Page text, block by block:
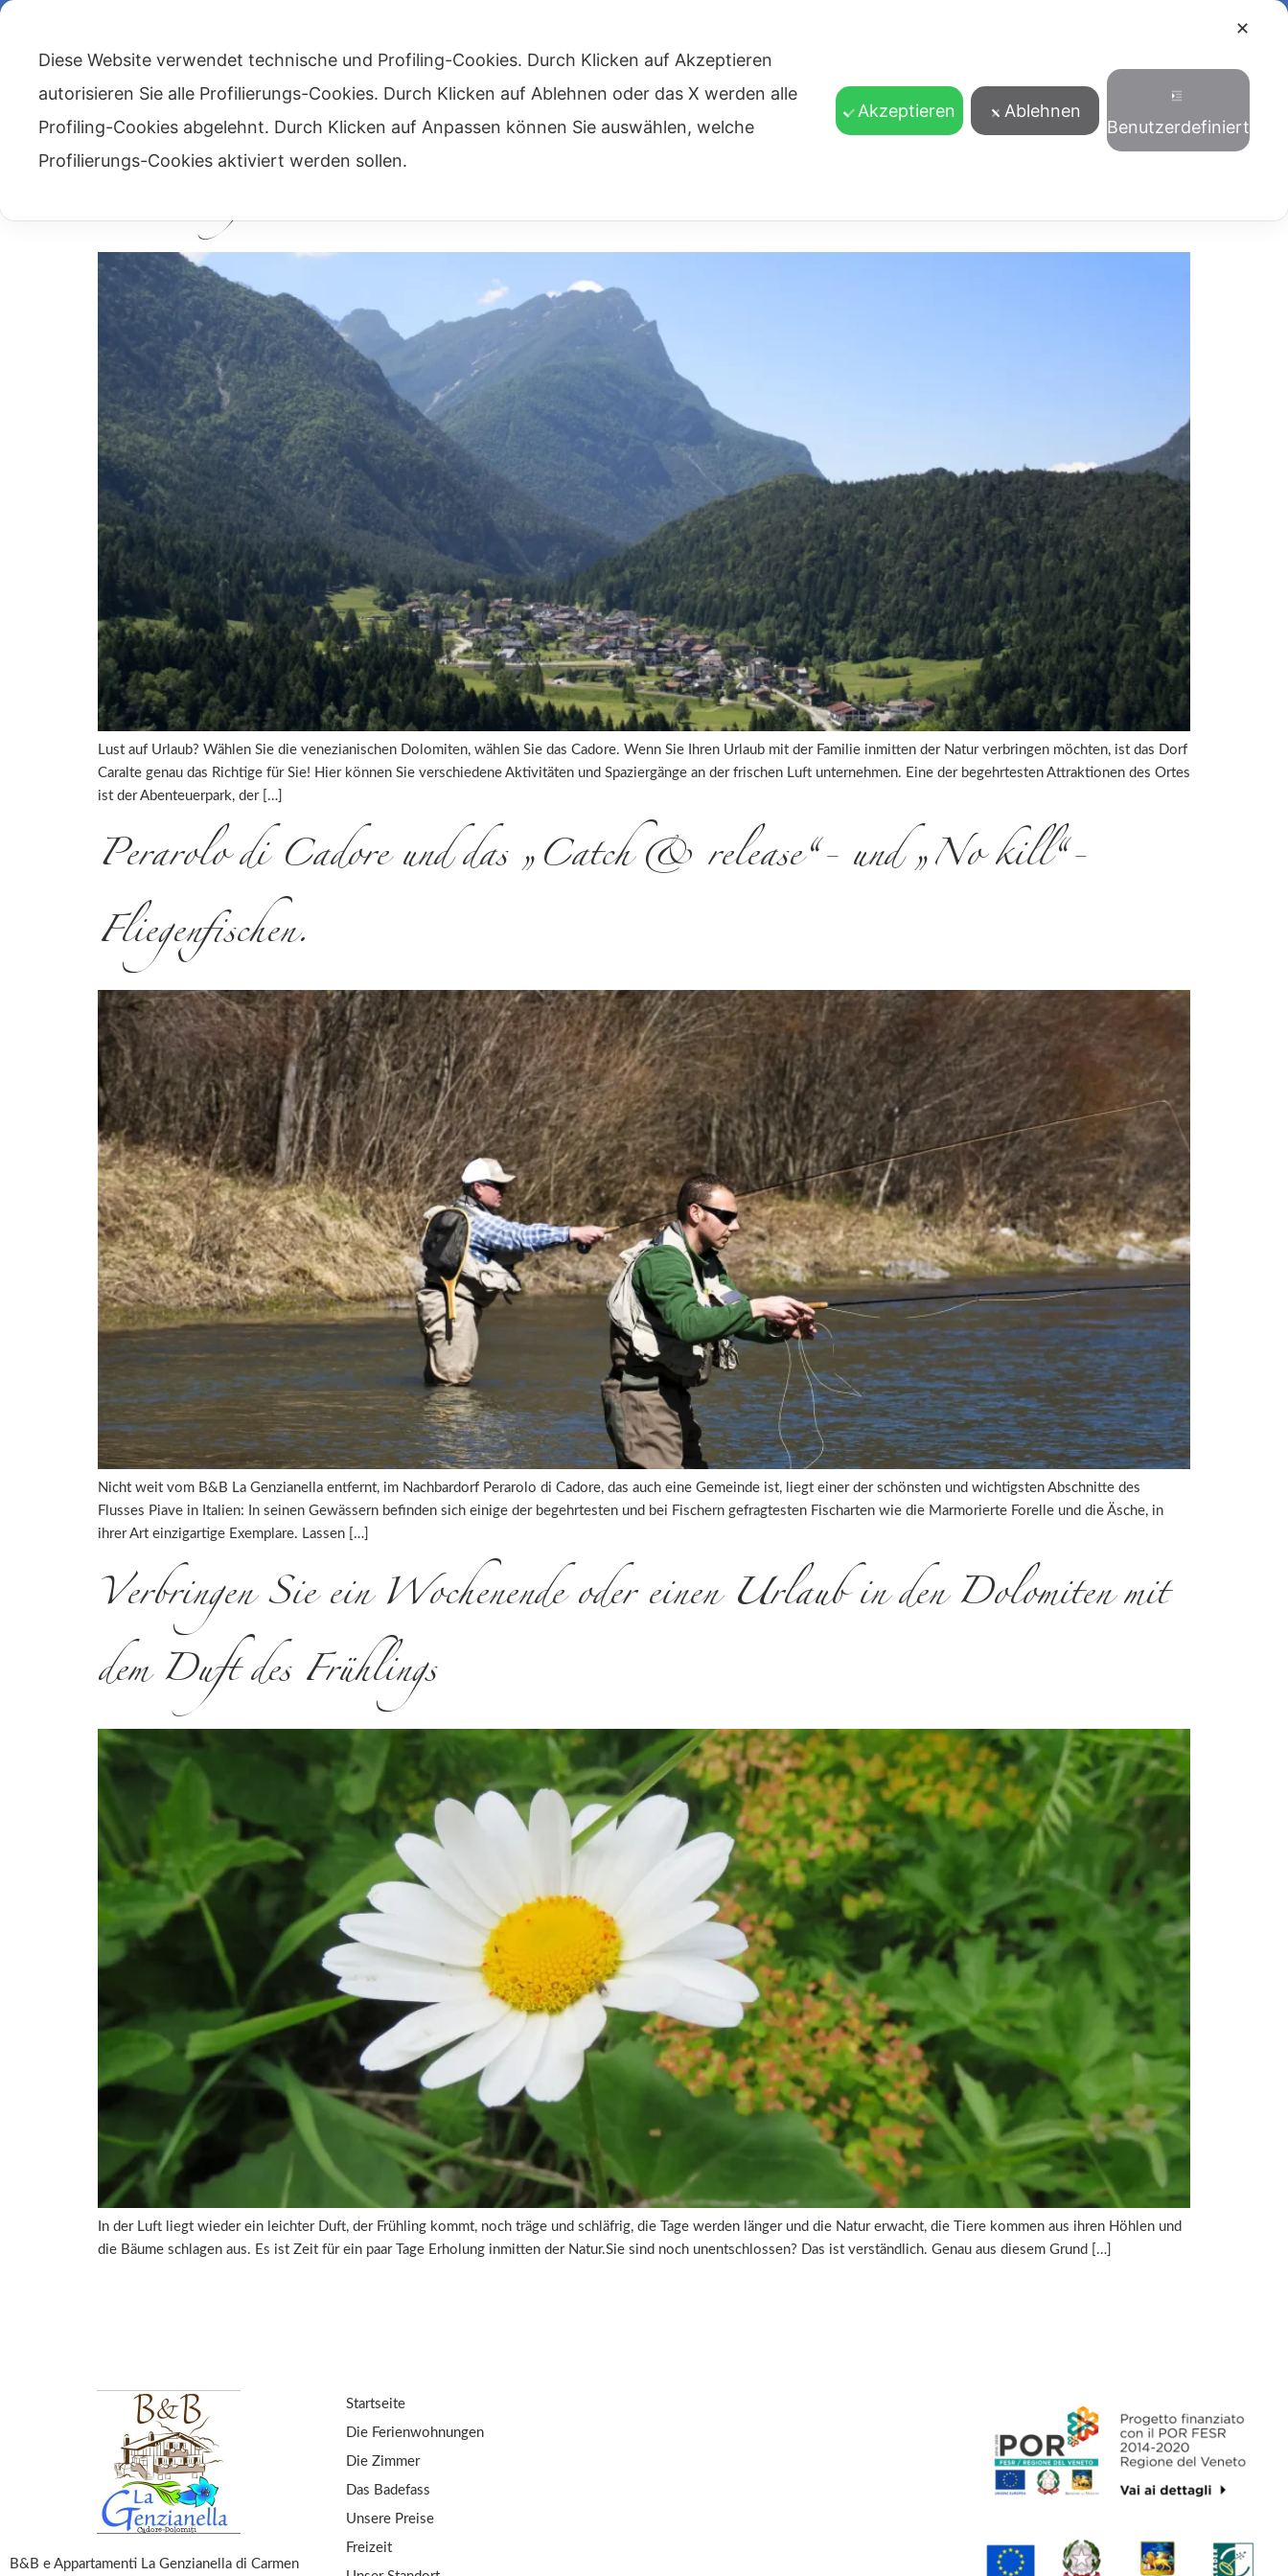
DAS FRÜHSTÜCK UNSER STANDORT PRENOTA DEUTSCH
Lust auf Urlaub? Wählen Sie die venezianischen Dolomiten, wählen Sie das Cadore. Wenn Sie Ihren Urlaub mit der Familie inmitten der Natur verbringen möchten, ist das Dorf
Caralte genau das Richtige für Sie! Hier können Sie verschiedene Aktivitäten und Spaziergänge an der frischen Luft unternehmen. Eine der begehrtesten Attraktionen des Ortes
ist der Abenteuerpark, der […]
Perarolo di Cadore und das „Catch & release“- und „No kill“-
Fliegenfischen.
Nicht weit vom B&B La Genzianella entfernt, im Nachbardorf Perarolo di Cadore, das auch eine Gemeinde ist, liegt einer der schönsten und wichtigsten Abschnitte des
Flusses Piave in Italien: In seinen Gewässern befinden sich einige der begehrtesten und bei Fischern gefragtesten Fischarten wie die Marmorierte Forelle und die Äsche, in
ihrer Art einzigartige Exemplare. Lassen […]
Verbringen Sie ein Wochenende oder einen Urlaub in den Dolomiten mit
dem Duft des Frühlings
In der Luft liegt wieder ein leichter Duft, der Frühling kommt, noch träge und schläfrig, die Tage werden länger und die Natur erwacht, die Tiere kommen aus ihren Höhlen und
die Bäume schlagen aus. Es ist Zeit für ein paar Tage Erholung inmitten der Natur.Sie sind noch unentschlossen? Das ist verständlich. Genau aus diesem Grund […]
B&B e Appartamenti La Genzianella di Carmen
Startseite
Die Ferienwohnungen
Die Zimmer
Das Badefass
Unsere Preise
Freizeit
✕
Diese Website verwendet technische und Profiling-Cookies. Durch Klicken auf Akzeptieren
autorisieren Sie alle Profilierungs-Cookies. Durch Klicken auf Ablehnen oder das X werden alle
Profiling-Cookies abgelehnt. Durch Klicken auf Anpassen können Sie auswählen, welche
Profilierungs-Cookies aktiviert werden sollen.
Akzeptieren
Ablehnen
Benutzerdefiniert